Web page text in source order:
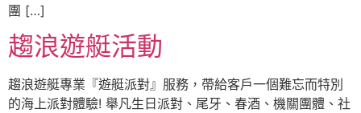
團 […]
趨浪遊艇活動
趨浪遊艇專業『遊艇派對』服務，帶給客戶一個難忘而特別
的海上派對體驗! 舉凡生日派對、尾牙、春酒、機關團體、社